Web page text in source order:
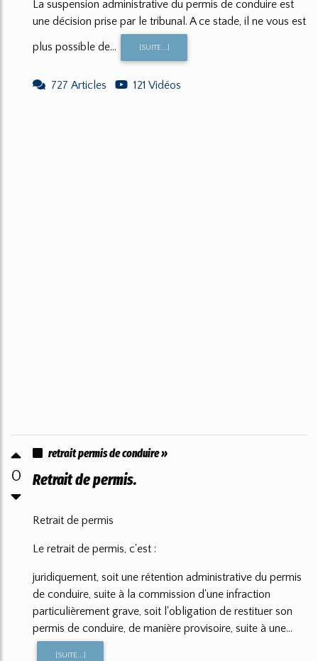
La suspension administrative du permis de conduire est
une décision prise par le tribunal. A ce stade, il ne vous est
plus possible de...
[SUITE...]
727 Articles 121 Vidéos
0
retrait permis de conduire »
Retrait de permis.
Retrait de permis
Le retrait de permis, c'est :
juridiquement, soit une rétention administrative du permis
de conduire, suite à la commission d'une infraction
particulièrement grave, soit l'obligation de restituer son
permis de conduire, de manière provisoire, suite à une...
[SUITE...]